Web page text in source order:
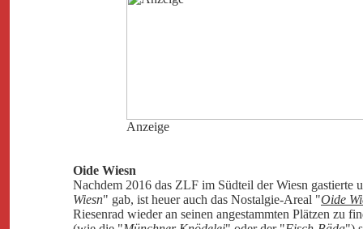
Anzeige
Oide Wiesn
Nachdem 2016 das ZLF im Südteil der Wiesn gastierte
Wiesn" gab, ist heuer auch das Nostalgie-Areal "Oide
Riesenrad wieder an seinen angestammten Plätzen zu